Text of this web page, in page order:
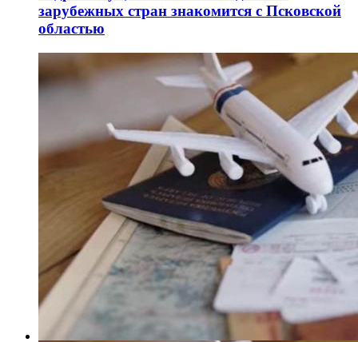
зарубежных стран знакомится с Псковской
областью